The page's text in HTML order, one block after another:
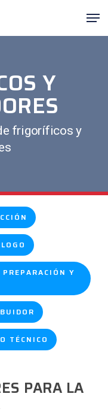
Y
frigoríficos y
Y
TÉCNICO
PARA LA